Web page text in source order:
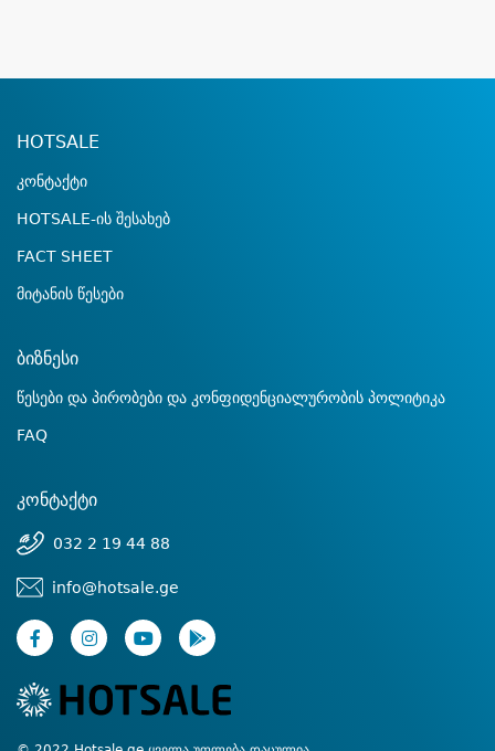
HOTSALE
კონტაქტი
HOTSALE-ის შესახებ
FACT SHEET
მიტანის წესები
ბიზნესი
წესები და პირობები და კონფიდენციალურობის პოლიტიკა
FAQ
კონტაქტი
032 2 19 44 88
info@hotsale.ge